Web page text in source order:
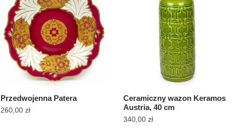
Przedwojenna Patera
260,00 zł
Ceramiczny wazon Keramos
Austria, 40 cm
340,00 zł